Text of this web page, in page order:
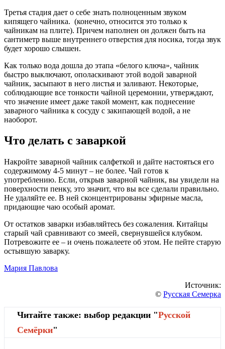
Третья стадия дает о себе знать полноценным звуком
кипящего чайника. (конечно, относится это только к
чайникам на плите). Причем наполнен он должен быть на
сантиметр выше внутреннего отверстия для носика, тогда звук
будет хорошо слышен.
Как только вода дошла до этапа «белого ключа», чайник
быстро выключают, ополаскивают этой водой заварной
чайник, засыпают в него листья и заливают. Некоторые,
соблюдающие все тонкости чайной церемонии, утверждают,
что значение имеет даже такой момент, как поднесение
заварного чайника к сосуду с закипающей водой, а не
наоборот.
Что делать с заваркой
Накройте заварной чайник салфеткой и дайте настояться его
содержимому 4-5 минут – не более. Чай готов к
употреблению. Если, открыв заварной чайник, вы увидели на
поверхности пенку, это значит, что вы все сделали правильно.
Не удаляйте ее. В ней сконцентрированы эфирные масла,
придающие чаю особый аромат.
От остатков заварки избавляйтесь без сожаления. Китайцы
старый чай сравнивают со змеей, свернувшейся клубком.
Потревожите ее – и очень пожалеете об этом. Не пейте старую
остывшую заварку.
Мария Павлова
Источник:
© Русская Семерка
Читайте также: выбор редакции "Русской
Cемёрки"